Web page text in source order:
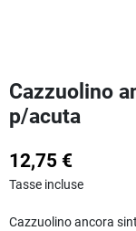
Cazzuolino
p/acuta
12,75 €
Tasse incluse
Cazzuolino ancora